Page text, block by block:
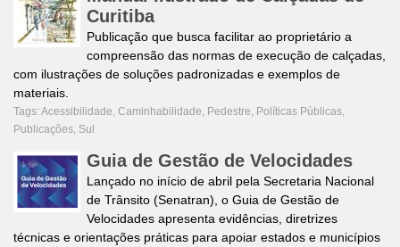
Curitiba
Publicação que busca facilitar ao proprietário a
compreensão das normas de execução de calçadas,
com ilustrações de soluções padronizadas e exemplos de
materiais.
Tags: Acessibilidade Caminhabilidade Pedestre Políticas Públicas
Publicações Sul
Guia de Gestão de Velocidades
Lançado no início de abril pela Secretaria Nacional
de Trânsito (Senatran), o Guia de Gestão de
Velocidades apresenta evidências, diretrizes
técnicas e orientações práticas para apoiar estados e municípios